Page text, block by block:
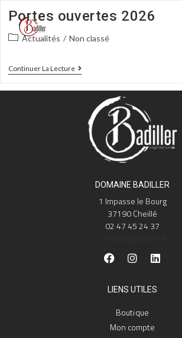
Portes ouvertes 2026
Actualités / Non classé
Continuer La Lecture
DOMAINE BADILLER
1 Impasse le Bourg
37190 Cheillé
02 47 45 24 37
LIENS UTILES
Boutique
Mon compte